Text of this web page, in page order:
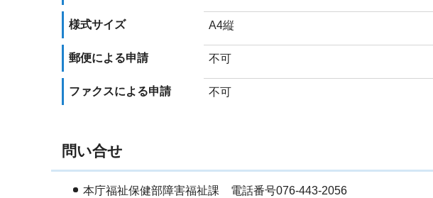
様式サイズ A4縦
郵便による申請 不可
ファクスによる申請 不可
問い合せ
本庁福祉保健部障害福祉課 電話番号076-443-2056